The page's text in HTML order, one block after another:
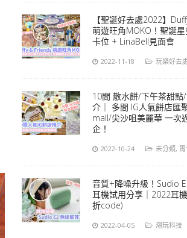
【聖誕好去處2022】
萌遊旺角MOKO！聖誕
卡位 + LinaBell見面會
2022-11-18 玩樂好去
10間 散水餅/下午茶甜點
介｜ 多間 IG人氣餅店匯
mall/尖沙咀美麗華 一次
企！
2022-10-24 未分類,
音質+降噪升級！Sudio
耳機試用分享｜2022耳
折code)
2022-04-05 潮玩科技